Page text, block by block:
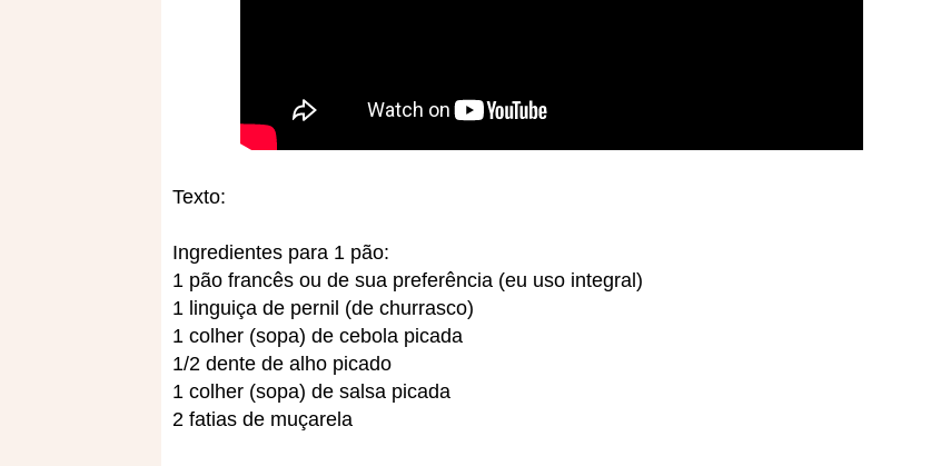
Texto:
Ingredientes para 1 pão:
1 pão francês ou de sua preferência (eu uso integral)
1 linguiça de pernil (de churrasco)
1 colher (sopa) de cebola picada
1/2 dente de alho picado
1 colher (sopa) de salsa picada
2 fatias de muçarela